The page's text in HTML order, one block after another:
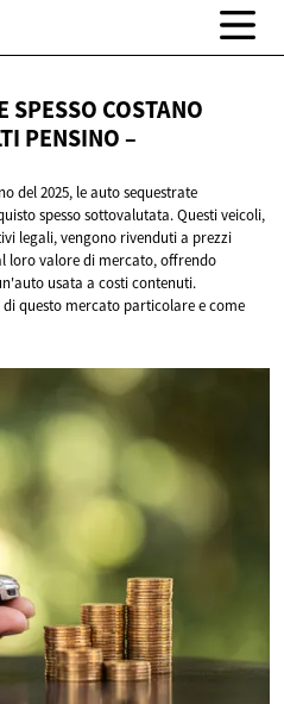
SPESSO COSTANO
PENSINO –
del 2025, le auto sequestrate
spesso sottovalutata. Questi veicoli,
legali, vengono rivenduti a prezzi
loro valore di mercato, offrendo
usata a costi contenuti.
questo mercato particolare e come